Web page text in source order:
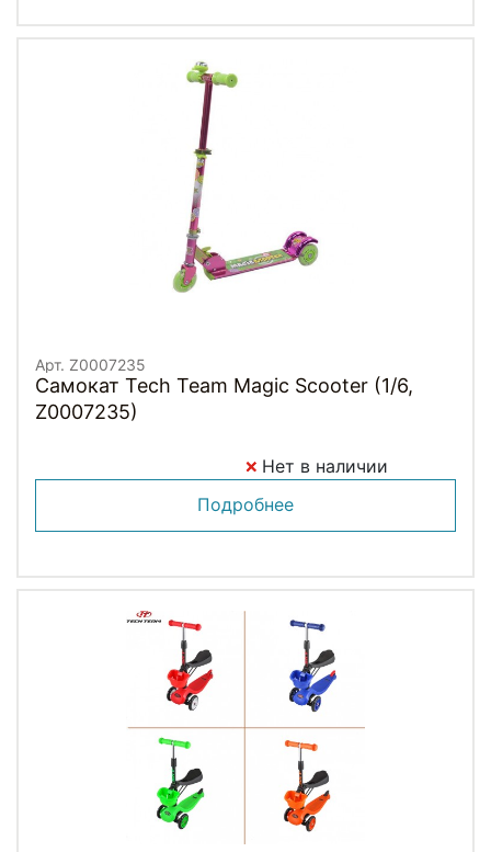
Арт. Z0007235
Самокат Tech Team Magic Scooter (1/6,
Z0007235)
Нет в наличии
Подробнее